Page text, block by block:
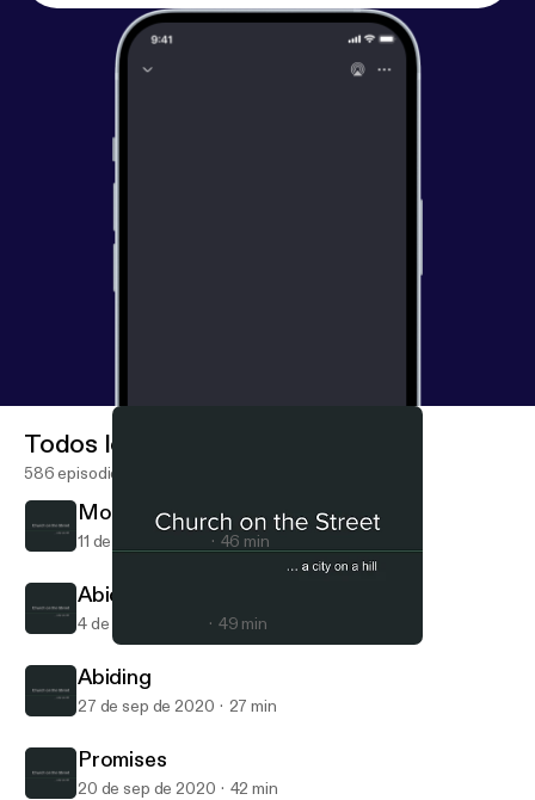
Church on the Street - Linden, MI
Todos los episodios
586 episodios
More on Fruit
11 de oct de 2020 46 min
Abiding and Fruit
4 de oct de 2020 49 min
Abiding
27 de sep de 2020 27 min
Promises
20 de sep de 2020 42 min